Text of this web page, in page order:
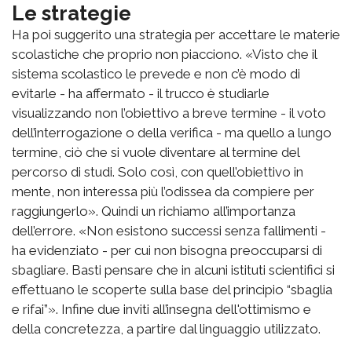
Le strategie
Ha poi suggerito una strategia per accettare le materie
scolastiche che proprio non piacciono. «Visto che il
sistema scolastico le prevede e non c’è modo di
evitarle - ha affermato - il trucco è studiarle
visualizzando non l’obiettivo a breve termine - il voto
dell’interrogazione o della verifica - ma quello a lungo
termine, ciò che si vuole diventare al termine del
percorso di studi. Solo così, con quell’obiettivo in
mente, non interessa più l’odissea da compiere per
raggiungerlo». Quindi un richiamo all’importanza
dell’errore. «Non esistono successi senza fallimenti -
ha evidenziato - per cui non bisogna preoccuparsi di
sbagliare. Basti pensare che in alcuni istituti scientifici si
effettuano le scoperte sulla base del principio “sbaglia
e rifai”». Infine due inviti all’insegna dell'ottimismo e
della concretezza, a partire dal linguaggio utilizzato.